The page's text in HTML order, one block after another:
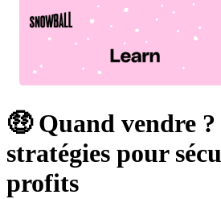
🤑 Quand vendre ?
stratégies pour
profits